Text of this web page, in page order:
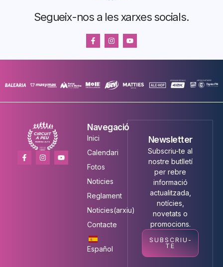
Segueix-nos a les xarxes socials.
Navegació
Inici
Calendari
Fotos
Noticies
Reglament
Noticies(arxiu)
Contacte
Español
Newsletter
Subscriu-te al
nostre butlletí
per rebre
informació
actualitzada,
notícies,
novetats o
promocions.
SUBSCRIU-
TE